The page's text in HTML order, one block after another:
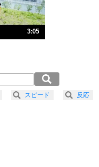
るもの。
怒りを優しさで表現する。
3:05
スピード 反応